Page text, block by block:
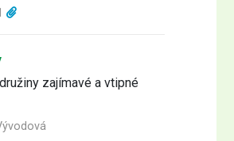
zajímavé a vtipné